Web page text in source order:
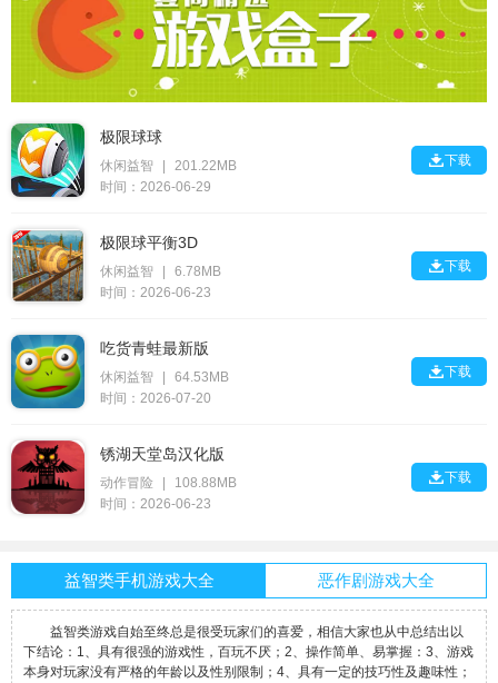
极限球球
休闲益智
201.22MB
时间：2026-06-29
下载
极限球平衡3D
休闲益智
6.78MB
时间：2026-06-23
下载
吃货青蛙最新版
休闲益智
64.53MB
时间：2026-07-20
下载
锈湖天堂岛汉化版
动作冒险
108.88MB
时间：2026-06-23
下载
益智类手机游戏大全 恶作剧游戏大全
益智类游戏自始至终总是很受玩家们的喜爱，相信大家也从中总结出以
下结论：1、具有很强的游戏性，百玩不厌；2、操作简单、易掌握：3、游戏
本身对玩家没有严格的年龄以及性别限制；4、具有一定的技巧性及趣味性；